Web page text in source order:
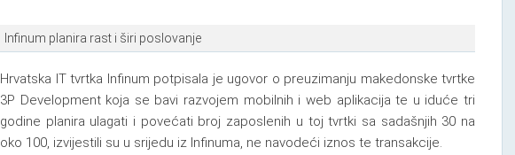
Infinum planira rast i širi poslovanje
Hrvatska IT tvrtka Infinum potpisala je ugovor o preuzimanju makedonske tvrtke
3P Development koja se bavi razvojem mobilnih i web aplikacija te u iduće tri
godine planira ulagati i povećati broj zaposlenih u toj tvrtki sa sadašnjih 30 na
oko 100, izvijestili su u srijedu iz Infinuma, ne navodeći iznos te transakcije.